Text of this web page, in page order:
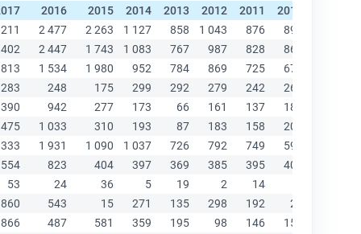
2016 2015 2014 2013 2012 2011 2010